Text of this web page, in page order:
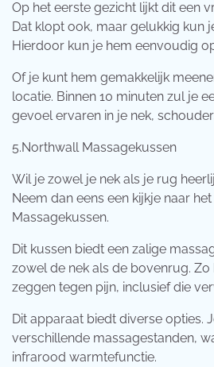
Op het eerste gezicht lijkt dit een
Dat klopt ook, maar gelukkig kun
Hierdoor kun je hem eenvoudig
Of je kunt hem gemakkelijk
locatie. Binnen 10 minuten zul je
gevoel ervaren in je nek,
5.Northwall Massagekussen
Wil je zowel je nek als je rug
Neem dan eens een kijkje naar
Massagekussen.
Dit kussen biedt een zalige
zowel de nek als de bovenrug.
zeggen tegen pijn, inclusief die
Dit apparaat biedt diverse opties.
verschillende massagestanden,
infrarood warmtefunctie.